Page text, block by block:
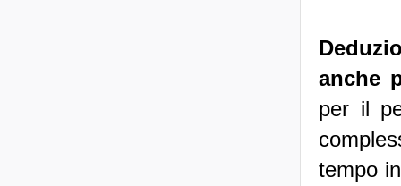
anche
per il
tempo